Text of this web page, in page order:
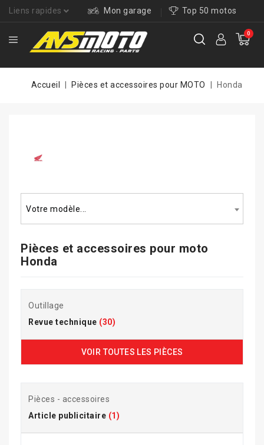
Liens rapides Mon garage Top 50 motos
0
Accueil Pièces et accessoires pour MOTO Honda
Votre modèle...
Pièces et accessoires pour moto
Honda
Outillage
Revue technique (30)
VOIR TOUTES LES PIÈCES
Pièces - accessoires
Article publicitaire (1)